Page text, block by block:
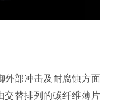
部冲击及耐腐蚀方面
交替排列的碳纤维薄片